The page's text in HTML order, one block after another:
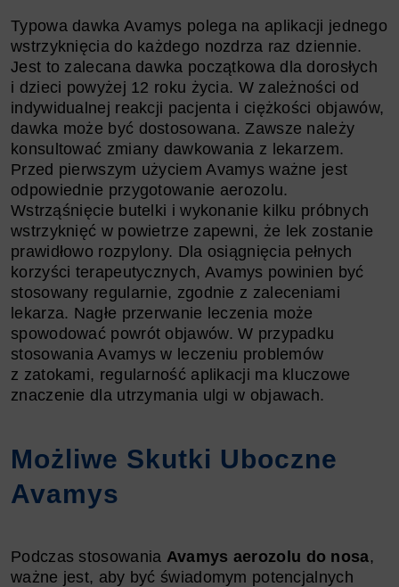
Typowa dawka Avamys polega na aplikacji jednego
wstrzyknięcia do każdego nozdrza raz dziennie.
Jest to zalecana dawka początkowa dla dorosłych
i dzieci powyżej 12 roku życia. W zależności od
indywidualnej reakcji pacjenta i ciężkości objawów,
dawka może być dostosowana. Zawsze należy
konsultować zmiany dawkowania z lekarzem.
Przed pierwszym użyciem Avamys ważne jest
odpowiednie przygotowanie aerozolu.
Wstrząśnięcie butelki i wykonanie kilku próbnych
wstrzyknięć w powietrze zapewni, że lek zostanie
prawidłowo rozpylony. Dla osiągnięcia pełnych
korzyści terapeutycznych, Avamys powinien być
stosowany regularnie, zgodnie z zaleceniami
lekarza. Nagłe przerwanie leczenia może
spowodować powrót objawów. W przypadku
stosowania Avamys w leczeniu problemów
z zatokami, regularność aplikacji ma kluczowe
znaczenie dla utrzymania ulgi w objawach.
Możliwe Skutki Uboczne
Avamys
Podczas stosowania Avamys aerozolu do nosa,
ważne jest, aby być świadomym potencjalnych